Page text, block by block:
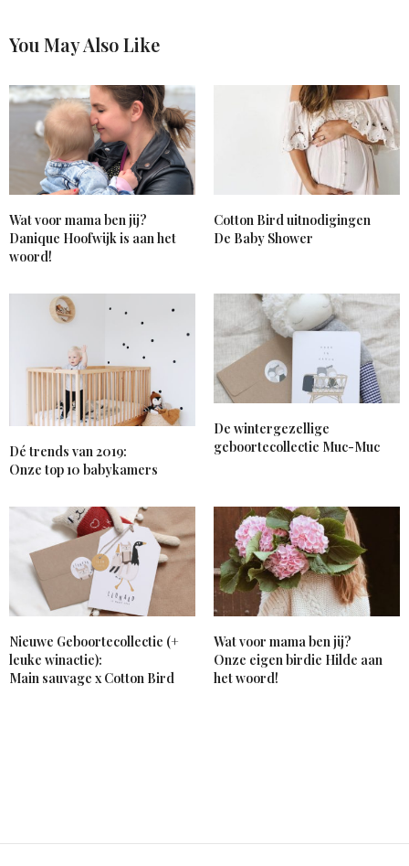
You May Also Like
Wat voor mama ben jij?
Danique Hoofwijk is aan het
woord!
Cotton Bird uitnodigingen
De Baby Shower
Dé trends van 2019:
Onze top 10 babykamers
De wintergezellige
geboortecollectie Muc-Muc
Nieuwe Geboortecollectie (+
leuke winactie):
Main sauvage x Cotton Bird
Wat voor mama ben jij?
Onze eigen birdie Hilde aan
het woord!